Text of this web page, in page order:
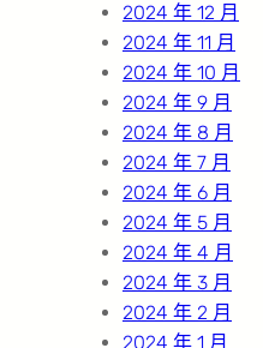
2024 年 12 月
2024 年 11 月
2024 年 10 月
2024 年 9 月
2024 年 8 月
2024 年 7 月
2024 年 6 月
2024 年 5 月
2024 年 4 月
2024 年 3 月
2024 年 2 月
2024 年 1 月